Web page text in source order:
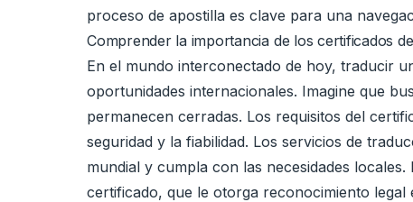
proceso de apostilla es clave para una
Comprender la importancia de los certificados
En el mundo interconectado de hoy, traducir
oportunidades internacionales. Imagine que
permanecen cerradas. Los requisitos del
seguridad y la fiabilidad. Los servicios de
mundial y cumpla con las necesidades
certificado, que le otorga reconocimiento